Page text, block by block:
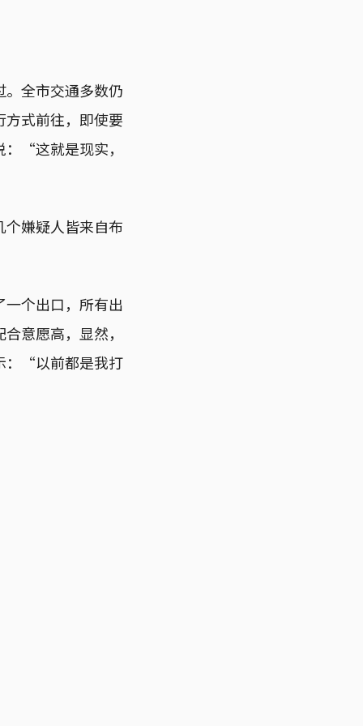
全市交通多数仍
式前往，即使要
“这就是现实，
嫌疑人皆来自布
个出口，所有出
意愿高，显然，
：“以前都是我打